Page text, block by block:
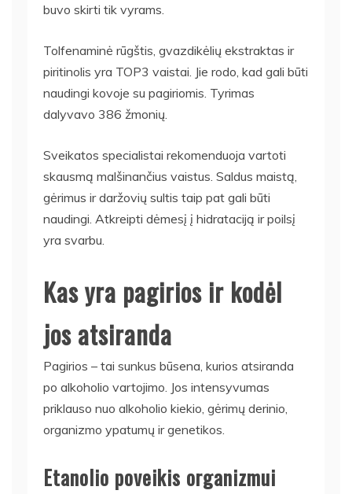
buvo skirti tik vyrams.
Tolfenaminė rūgštis, gvazdikėlių ekstraktas ir
piritinolis yra TOP3 vaistai. Jie rodo, kad gali būti
naudingi kovoje su pagiriomis. Tyrimas
dalyvavo 386 žmonių.
Sveikatos specialistai rekomenduoja vartoti
skausmą malšinančius vaistus. Saldus maistą,
gėrimus ir daržovių sultis taip pat gali būti
naudingi. Atkreipti dėmesį į hidrataciją ir poilsį
yra svarbu.
Kas yra pagirios ir kodėl
jos atsiranda
Pagirios – tai sunkus būsena, kurios atsiranda
po alkoholio vartojimo. Jos intensyvumas
priklauso nuo alkoholio kiekio, gėrimų derinio,
organizmo ypatumų ir genetikos.
Etanolio poveikis organizmui